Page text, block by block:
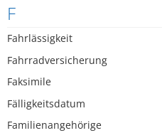
F
Fahrlässigkeit
Fahrradversicherung
Faksimile
Fälligkeitsdatum
Familienangehörige